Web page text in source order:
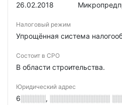
26.02.2018
Налоговый режим
Упрощённая система
Состоит в СРО
В области строительства.
Юридический адрес
6░░░░░, ░░░░░░░░░░░░